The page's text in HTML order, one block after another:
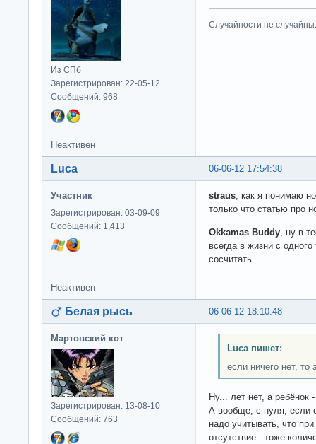
Из СПб
Зарегистрирован: 22-05-12
Сообщений: 968
Случайности не случайны.
Неактивен
06-06-12 17:54:38
Luca
Участник
Зарегистрирован: 03-09-09
Сообщений: 1,413
straus, как я понимаю
только что статью про
Okkamas Buddy, ну в
всегда в жизни с
сосчитать.
Неактивен
06-06-12 18:10:48
Белая рысь
Мартовский кот
Зарегистрирован: 13-08-10
Сообщений: 763
Luca пишет:
если ничего нет, то
Ну... лет нет, а ребёнок
А вообще, с нуля, если
надо учитывать, что
отсутствие - тоже